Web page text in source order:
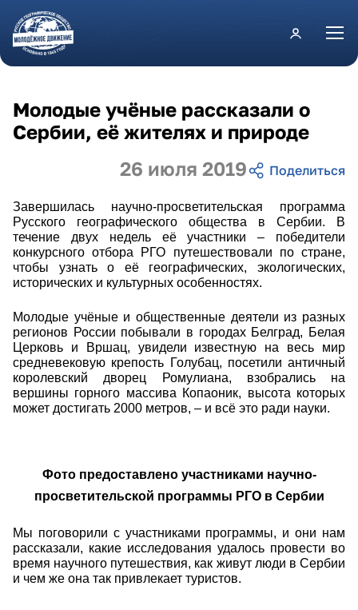
Перейти к основному содержанию
26 июля 2019
Молодые учёные рассказали о
Сербии, её жителях и природе
Завершилась научно-просветительская программа
Русского географического общества в Сербии. В
течение двух недель её участники – победители
конкурсного отбора РГО путешествовали по стране,
чтобы узнать о её географических, экологических,
исторических и культурных особенностях.
Молодые учёные и общественные деятели из разных
регионов России побывали в городах Белград, Белая
Церковь и Вршац, увидели известную на весь мир
средневековую крепость Голубац, посетили античный
королевский дворец Ромулиана, взобрались на
вершины горного массива Копаоник, высота которых
может достигать 2000 метров, – и всё это ради науки.
Фото предоставлено участниками научно-
просветительской программы РГО в Сербии
Мы поговорили с участниками программы, и они нам
рассказали, какие исследования удалось провести во
время научного путешествия, как живут люди в Сербии
и чем же она так привлекает туристов.